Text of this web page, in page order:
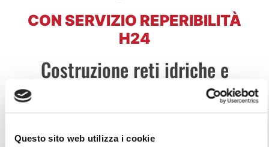
Questo sito web utilizza i cookie
CON SERVIZIO REPERIBILITÀ
H24
Costruzione reti idriche e
È necessario infatti che l’immobile, per poter essere abitabile o utilizzabile, sia